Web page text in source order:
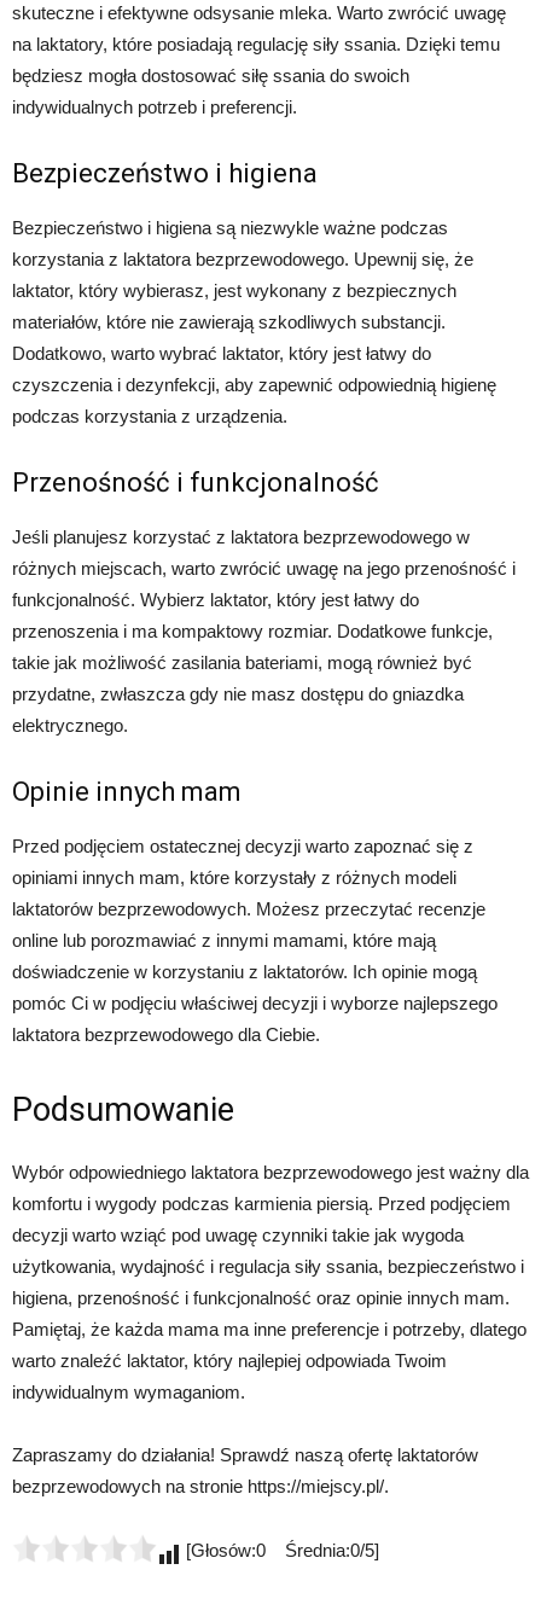
skuteczne i efektywne odsysanie mleka. Warto zwrócić uwagę
na laktatory, które posiadają regulację siły ssania. Dzięki temu
będziesz mogła dostosować siłę ssania do swoich
indywidualnych potrzeb i preferencji.
Bezpieczeństwo i higiena
Bezpieczeństwo i higiena są niezwykle ważne podczas
korzystania z laktatora bezprzewodowego. Upewnij się, że
laktator, który wybierasz, jest wykonany z bezpiecznych
materiałów, które nie zawierają szkodliwych substancji.
Dodatkowo, warto wybrać laktator, który jest łatwy do
czyszczenia i dezynfekcji, aby zapewnić odpowiednią higienę
podczas korzystania z urządzenia.
Przenośność i funkcjonalność
Jeśli planujesz korzystać z laktatora bezprzewodowego w
różnych miejscach, warto zwrócić uwagę na jego przenośność i
funkcjonalność. Wybierz laktator, który jest łatwy do
przenoszenia i ma kompaktowy rozmiar. Dodatkowe funkcje,
takie jak możliwość zasilania bateriami, mogą również być
przydatne, zwłaszcza gdy nie masz dostępu do gniazdka
elektrycznego.
Opinie innych mam
Przed podjęciem ostatecznej decyzji warto zapoznać się z
opiniami innych mam, które korzystały z różnych modeli
laktatorów bezprzewodowych. Możesz przeczytać recenzje
online lub porozmawiać z innymi mamami, które mają
doświadczenie w korzystaniu z laktatorów. Ich opinie mogą
pomóc Ci w podjęciu właściwej decyzji i wyborze najlepszego
laktatora bezprzewodowego dla Ciebie.
Podsumowanie
Wybór odpowiedniego laktatora bezprzewodowego jest ważny dla
komfortu i wygody podczas karmienia piersią. Przed podjęciem
decyzji warto wziąć pod uwagę czynniki takie jak wygoda
użytkowania, wydajność i regulacja siły ssania, bezpieczeństwo i
higiena, przenośność i funkcjonalność oraz opinie innych mam.
Pamiętaj, że każda mama ma inne preferencje i potrzeby, dlatego
warto znaleźć laktator, który najlepiej odpowiada Twoim
indywidualnym wymaganiom.
Zapraszamy do działania! Sprawdź naszą ofertę laktatorów
bezprzewodowych na stronie https://miejscy.pl/.
[Głosów:0 Średnia:0/5]